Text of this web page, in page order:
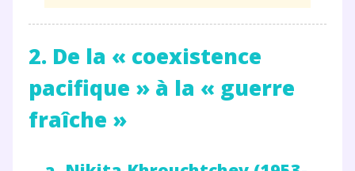
2. De la « coexistence
pacifique » à la « guerre
fraîche »
désinscription présent dans chaque newsletter. Pour
en savoir plus sur la gestion de vos données
consulter
notre charte.